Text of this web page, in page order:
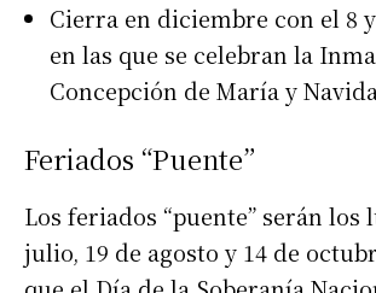
Cierra en diciembre con el 8
en las que se celebran la
Concepción de María y
Feriados “Puente”
Los feriados “puente” serán los
julio, 19 de agosto y 14 de